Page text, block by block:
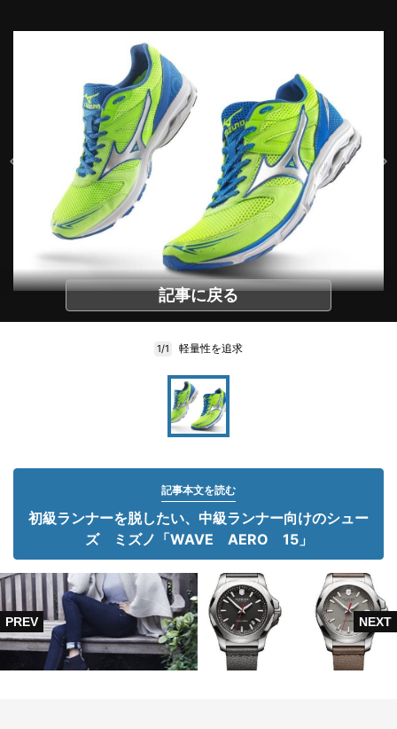
記事に戻る
1/1 軽量性を追求
記事本文を読む
初級ランナーを脱したい、中級ランナー向けのシュー
ズ ミズノ「WAVE AERO 15」